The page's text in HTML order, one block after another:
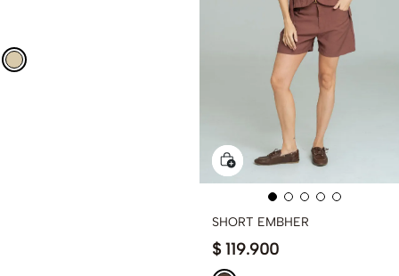
SHORT EMBHER
$ 119.900